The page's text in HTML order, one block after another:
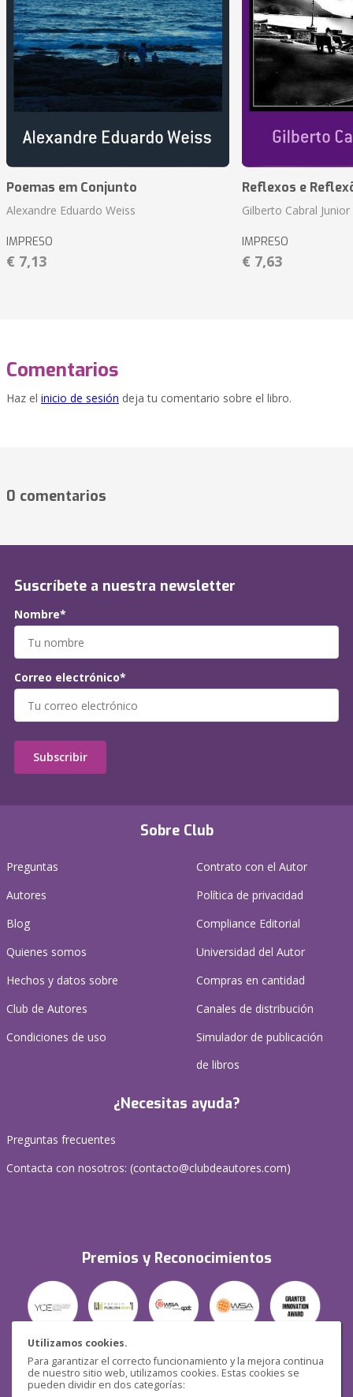
Utilizamos cookies.
Para garantizar el correcto funcionamiento y la mejora continua
de nuestro sitio web, utilizamos cookies. Estas cookies se
pueden dividir en dos categorías:
Poemas em Conjunto
Alexandre Eduardo Weiss
IMPRESO
€ 7,13
Reflexos e
Gilberto Cabral Junior
IMPRESO
€ 7,63
Comentarios
Haz el inicio de sesión deja tu comentario sobre el libro.
0 comentarios
Sobre Club
Preguntas
Autores
Blog
Quienes somos
Hechos y datos sobre
Club de Autores
Condiciones de uso
Contrato con el Autor
Política de privacidad
Compliance Editorial
Universidad del Autor
Compras en cantidad
Canales de distribución
Simulador de publicación
de libros
¿Necesitas ayuda?
Preguntas frecuentes
Contacta con nosotros: (contacto@clubdeautores.com)
Premios y Reconocimientos
Seguridad
Suscríbete a nuestra newsletter
Nombre*
Correo electrónico*
Subscribir